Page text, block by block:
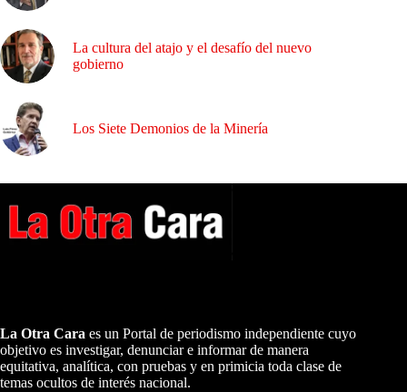
La cultura del atajo y el desafío del nuevo
gobierno
Los Siete Demonios de la Minería
La Otra Cara es un Portal de periodismo independiente cuyo
objetivo es investigar, denunciar e informar de manera
equitativa, analítica, con pruebas y en primicia toda clase de
temas ocultos de interés nacional.